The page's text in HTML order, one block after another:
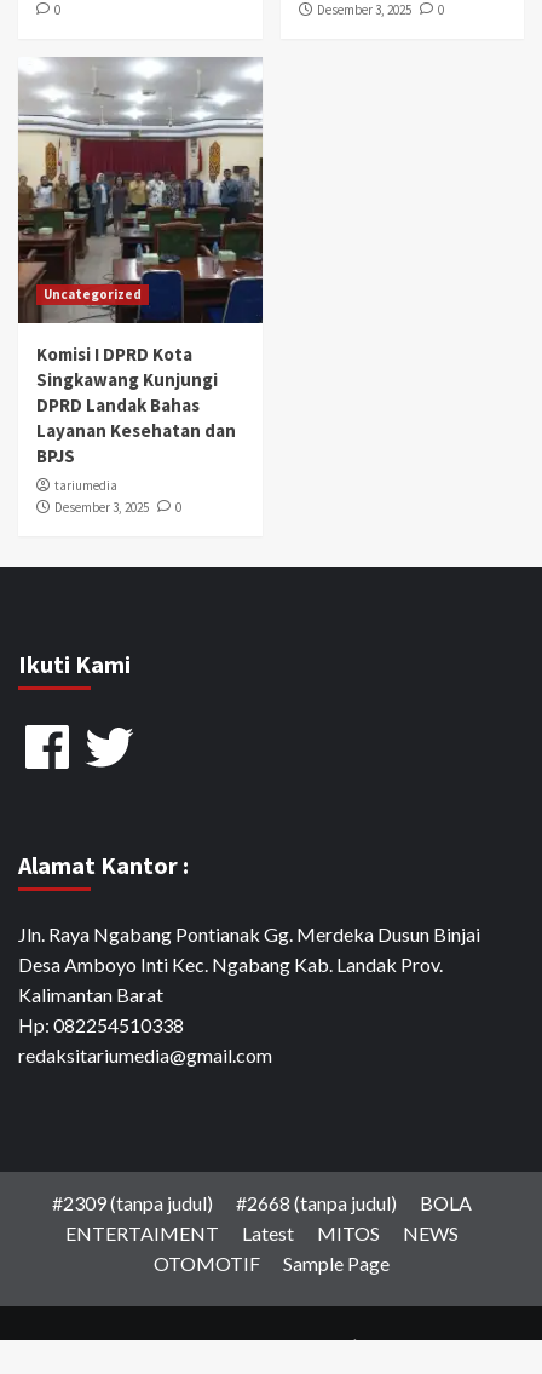
0
Desember 3, 2025
0
Uncategorized
Komisi I DPRD Kota
Singkawang Kunjungi
DPRD Landak Bahas
Layanan Kesehatan dan
BPJS
tariumedia
Desember 3, 2025
0
Ikuti Kami
FacebookTwitter
Alamat Kantor :
Jln. Raya Ngabang Pontianak Gg. Merdeka Dusun Binjai
Desa Amboyo Inti Kec. Ngabang Kab. Landak Prov.
Kalimantan Barat
Hp: 082254510338
redaksitariumedia@gmail.com
#2309 (tanpa judul) #2668 (tanpa judul)
BOLA
ENTERTAIMENT
Latest MITOS
NEWS
OTOMOTIF
Sample Page
Copyright © PT.Media Daya Sejahtera|CoverNewsby AF